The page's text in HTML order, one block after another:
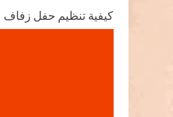
كيفية تنظيم حفل زفاف